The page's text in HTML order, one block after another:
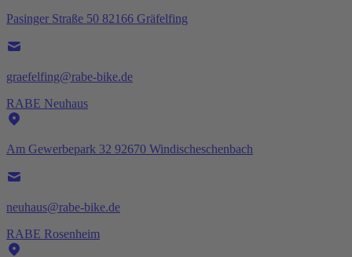
Pasinger Straße 50 82166 Gräfelfing
graefelfing@rabe-bike.de
RABE Neuhaus
Am Gewerbepark 32 92670 Windischeschenbach
neuhaus@rabe-bike.de
RABE Rosenheim